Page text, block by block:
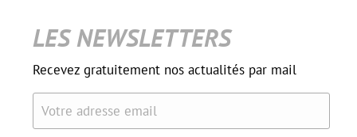
LES NEWSLETTERS
Recevez gratuitement nos actualités par mail
Votre adresse email